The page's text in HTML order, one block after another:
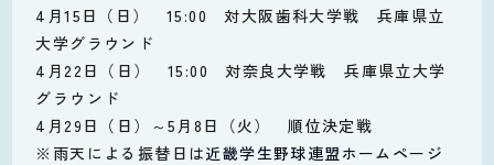
4月15日（日） 15:00 対大阪歯科大学戦 兵庫県立
大学グラウンド
4月22日（日） 15:00 対奈良大学戦 兵庫県立大学
グラウンド
4月29日（日）～5月8日（火） 順位決定戦
※雨天による振替日は近畿学生野球連盟ホームページ